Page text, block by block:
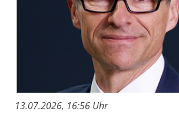
13.07.2026, 16:56 Uhr